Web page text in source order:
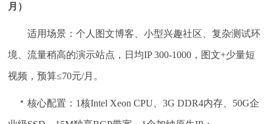
月）
适用场景：个人图文博客、小型兴趣社区、复杂测试环
境、流量稍高的演示站点，日均IP 300-1000，图文+少量短
视频，预算≤70元/月。
核心配置：1核Intel Xeon CPU、3G DDR4内存、50G企